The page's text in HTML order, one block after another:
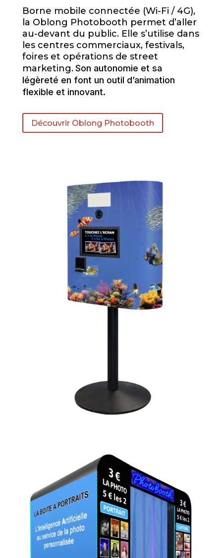
Borne mobile connectée (Wi-Fi / 4G),
la Oblong Photobooth permet d’aller
au-devant du public. Elle s’utilise dans
les centres commerciaux, festivals,
foires et opérations de street
marketing. Son autonomie et sa
légèreté en font un outil d’animation
flexible et innovant.
Découvrir Oblong Photobooth